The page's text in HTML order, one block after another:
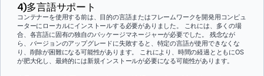
4)多言語サポート
コンテナーを使用する前は、目的の言語またはフレームワークを開発用コンピュ
ーターにローカルにインストールする必要がありました。 これには、多くの場
合、各言語に固有の独自のパッケージマネージャーが必要でした。 残念なが
ら、バージョンのアップグレードに失敗すると、特定の言語が使用できなくな
り、削除が困難になる可能性があります。 これにより、時間の経過とともにOS
が肥大化し、最終的には新規インストールが必要になる可能性があります。